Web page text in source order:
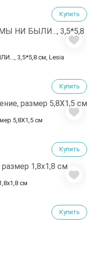
Купить
Купить
размер 5,8X1,5 см
Купить
см
Купить